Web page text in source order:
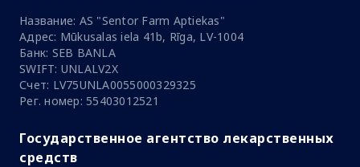
Название: AS "Sentor Farm Aptiekas"
Адрес: Mūkusalas iela 41b, Rīga, LV-1004
Банк: SEB BANLA
SWIFT: UNLALV2X
Счет: LV75UNLA0055000329325
Рег. номер: 55403012521
Государственное агентство лекарственных
средств